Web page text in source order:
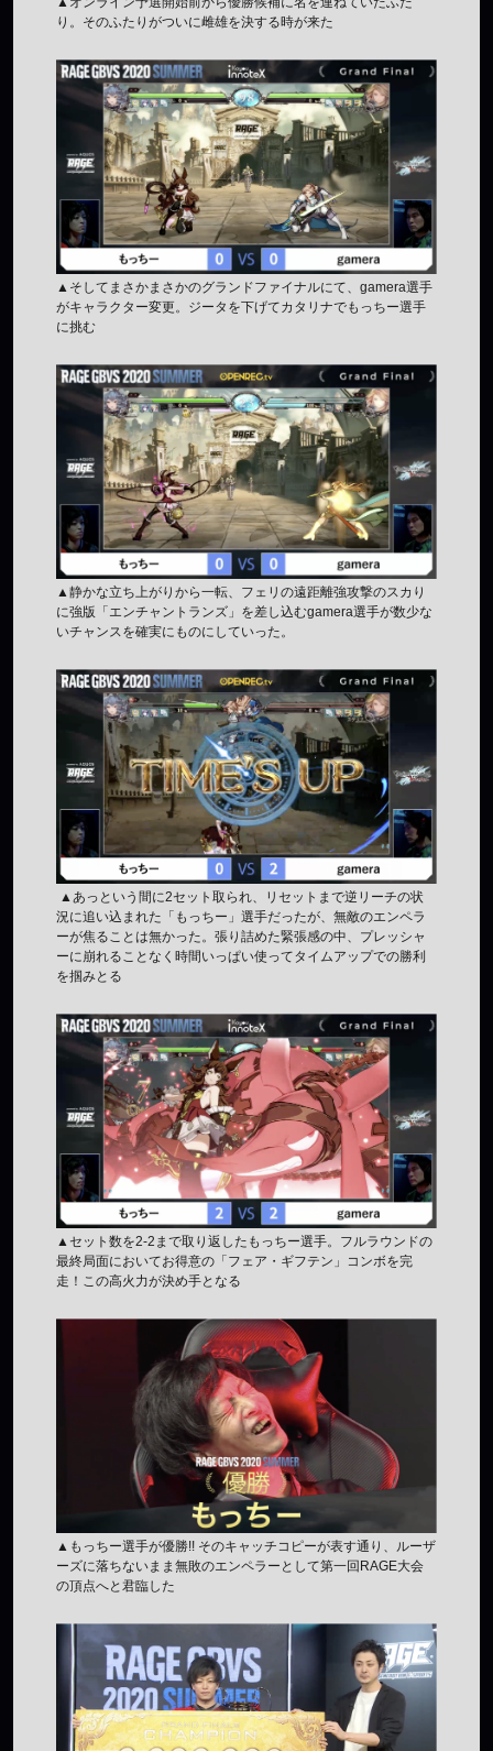
り。そのふたりがついに雌雄を決する時が来た
▲そしてまさかまさかのグランドファイナルにて、gamera選手
がキャラクター変更。ジータを下げてカタリナでもっちー選手
に挑む
▲静かな立ち上がりから一転、フェリの遠距離強攻撃のスカり
に強版「エンチャントランズ」を差し込むgamera選手が数少な
いチャンスを確実にものにしていった。
▲あっという間に2セット取られ、リセットまで逆リーチの状
況に追い込まれた「もっちー」選手だったが、無敵のエンペラ
ーが焦ることは無かった。張り詰めた緊張感の中、プレッシャ
ーに崩れることなく時間いっぱい使ってタイムアップでの勝利
を掴みとる
▲セット数を2-2まで取り返したもっちー選手。フルラウンドの
最終局面においてお得意の「フェア・ギフテン」コンボを完
走！この高火力が決め手となる
▲もっちー選手が優勝!! そのキャッチコピーが表す通り、ルーザ
ーズに落ちないまま無敗のエンペラーとして第一回RAGE大会
の頂点へと君臨した